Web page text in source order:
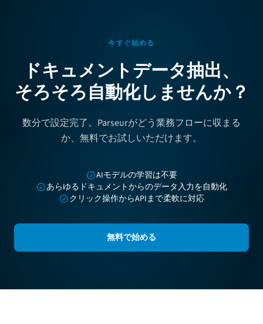
今すぐ始める
ドキュメントデータ抽出、
そろそろ自動化しませんか？
数分で設定完了。Parseurがどう業務フローに収まる
か、無料でお試しいただけます。
AIモデルの学習は不要
あらゆるドキュメントからのデータ入力を自動化
クリック操作からAPIまで柔軟に対応
無料で始める